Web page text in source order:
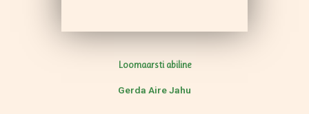
Loomaarsti abiline
Gerda Aire Jahu